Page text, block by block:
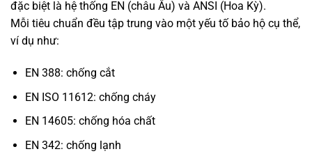
đặc biệt là hệ thống EN (châu Âu) và ANSI (Hoa Kỳ).
Mỗi tiêu chuẩn đều tập trung vào một yếu tố bảo hộ cụ thể,
ví dụ như:
EN 388: chống cắt
EN ISO 11612: chống cháy
EN 14605: chống hóa chất
EN 342: chống lạnh